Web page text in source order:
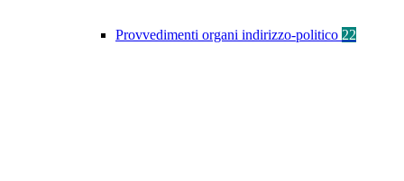
Provvedimenti organi indirizzo-politico 22